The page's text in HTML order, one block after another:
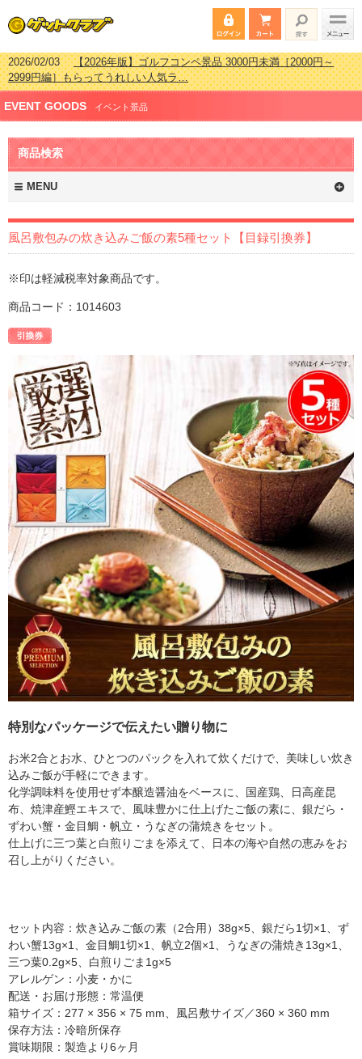
2026/02/03【2026年版】ゴルフコンペ景品 3000円未満［2000円～
2999円編］もらってうれしい人気ラ…
2026/07/15【2026年版】ビンゴゲーム景品おすすめ金額別人気ランキ
ング 更新しました！
2026/04/03【2026年版】ゴルフコンペ景品 3000円未満［2000円～
2999円編］もらってうれしい人気ラ…
2026/02/16
新しました！
EVENT GOODS イベント景品
商品検索
MENU
風呂敷包みの炊き込みご飯の素5種セット【目録引換券】
※印は軽減税率対象商品です。
商品コード：1014603
特別なパッケージで伝えたい贈り物に
お米2合とお水、ひとつのパックを入れて炊くだけで、美味しい炊き
込みご飯が手軽にできます。
化学調味料を使用せず本醸造醤油をベースに、国産鶏、日高産昆
布、焼津産鰹エキスで、風味豊かに仕上げたご飯の素に、銀だら・
ずわい蟹・金目鯛・帆立・うなぎの蒲焼きをセット。
仕上げに三つ葉と白煎りごまを添えて、日本の海や自然の恵みをお
召し上がりください。
セット内容：炊き込みご飯の素（2合用）38g×5、銀だら1切×1、ず
わい蟹13g×1、金目鯛1切×1、帆立2個×1、うなぎの蒲焼き13g×1、
三つ葉0.2g×5、白煎りごま1g×5
アレルゲン：小麦・かに
配送・お届け形態：常温便
箱サイズ：277 × 356 × 75 mm、風呂敷サイズ／360 × 360 mm
保存方法：冷暗所保存
賞味期限：製造より6ヶ月